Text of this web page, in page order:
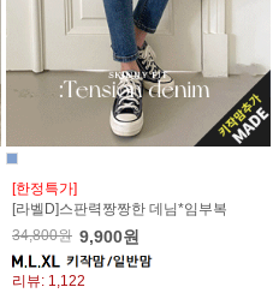
[한정특가]
[라벨D]스판력짱짱한 데님*임부복
34,800원 9,900원
리뷰: 1,122